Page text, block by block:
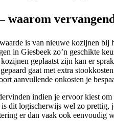
waarom
is van nieuwe kozijnen
in Giesbeek zo’n geschikte
geplaatst zijn kan er
gaat met extra
aanvullende onkosten je
indien je ervoor kiest
dit logischerwijs wel zo
er dan vaak ook eenvoudig